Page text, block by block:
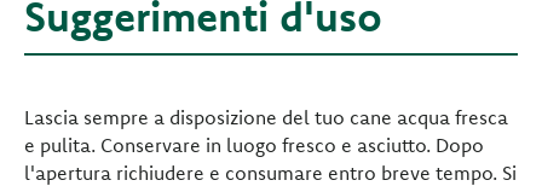
Suggerimenti d'uso
Lascia sempre a disposizione del tuo cane acqua fresca
e pulita. Conservare in luogo fresco e asciutto. Dopo
l'apertura richiudere e consumare entro breve tempo. Si